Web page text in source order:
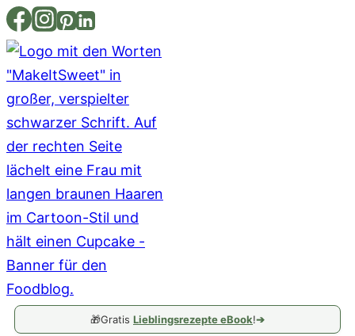
Zum
Inhalt
springen
🎁Gratis Lieblingsrezepte eBook!➔